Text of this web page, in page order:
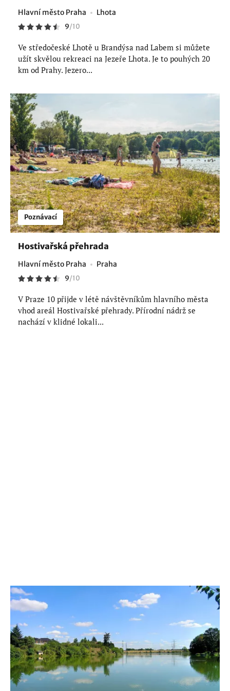
Hlavní město Praha Lhota
9/10
Ve středočeské Lhotě u Brandýsa nad Labem si můžete
užít skvělou rekreaci na Jezeře Lhota. Je to pouhých 20
km od Prahy. Jezero...
Poznávací
Hostivařská přehrada
Hlavní město Praha Praha
9/10
V Praze 10 přijde v létě návštěvníkům hlavního města
vhod areál Hostivařské přehrady. Přírodní nádrž se
nachází v klidné lokali...